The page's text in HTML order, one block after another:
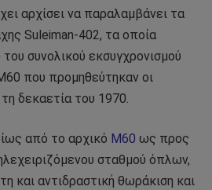
αρχίσει να παραλαμβάνει τα
Suleiman-402, τα οποία
συνολικού εκσυγχρονισμού
που προμηθεύτηκαν οι
τη δεκαετία του 1970.
από το αρχικό M60 ως προς
σταθμού όπλων,
και αντιδραστική θωράκιση και